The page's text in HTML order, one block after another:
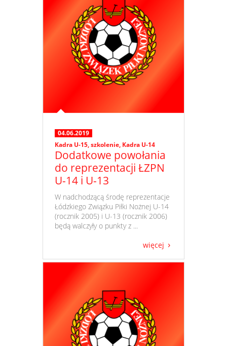
04.06.2019
Kadra U-15,szkolenie, Kadra U-14
Dodatkowe powołania
do reprezentacji ŁZPN
U-14 i U-13
​ W nadchodzącą środę reprezentacje
Łódzkiego Związku Piłki Nożnej U-14
(rocznik 2005) i U-13 (rocznik 2006)
będą walczyły o punkty z ...
więcej